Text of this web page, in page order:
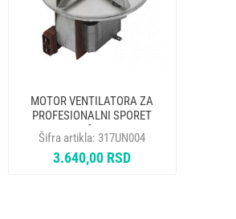
MOTOR VENTILATORA ZA
PROFESIONALNI SPORET
3240000 45W fi 150 mm I.M.S.
ITALY
Šifra artikla: 317UN004
3.640,00 RSD